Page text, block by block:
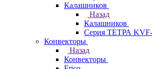
Калашников
Назад
Калашников
Серия ТЕТРА
Конвекторы
Назад
Конвекторы